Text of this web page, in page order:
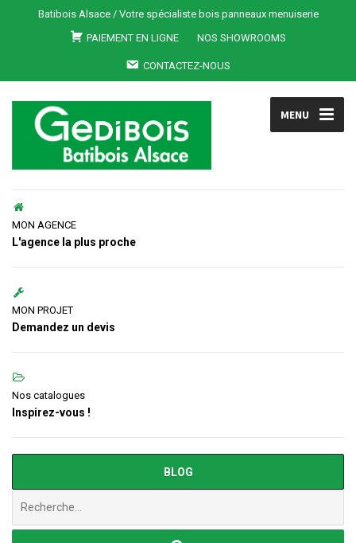
Batibois Alsace / Votre spécialiste bois panneaux menuiserie
PAIEMENT EN LIGNE
NOS SHOWROOMS
CONTACTEZ-NOUS
MENU
MON AGENCE
L'agence la plus proche
MON PROJET
Demandez un devis
Nos catalogues
Inspirez-vous !
BLOG